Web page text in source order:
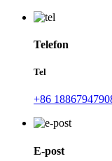
Telefon
Tel
+86
E-post